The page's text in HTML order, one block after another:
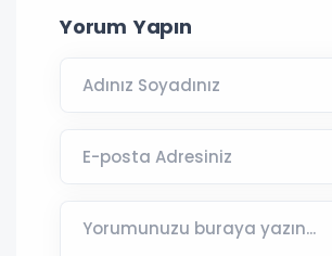
Yorum Yapın